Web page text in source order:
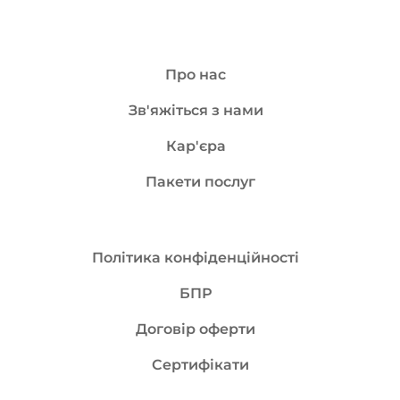
Про нас
Зв'яжіться з нами
Кар'єра
Пакети послуг
Політика конфіденційності
БПР
Договір оферти
Сертифікати